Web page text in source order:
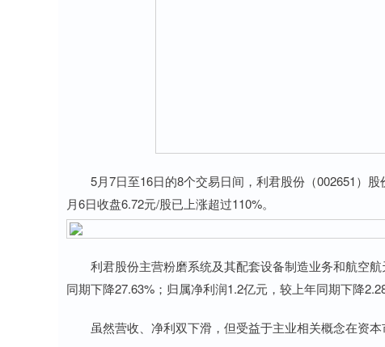
5月7日至16日的8个交易日间，利君股份（002651）股
月6日收盘6.72元/股已上涨超过110%。
利君股份主营粉磨系统及其配套设备制造业务和航空航
同期下降27.63%；归属净利润1.2亿元，较上年同期下降
虽然营收、净利双下滑，但受益于主业相关概念在资本